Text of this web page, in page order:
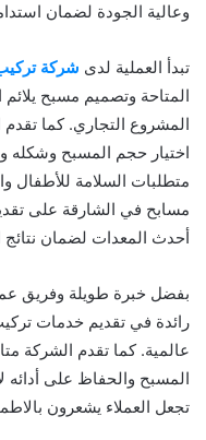
وعالية الجودة لضمان
تبدأ العملية لدى شركة
المتاحة وتصميم مسبح يلائم
المشروع التجاري. كما
اختيار حجم المسبح وشكله
متطلبات السلامة للأطفال
مسابح في الشارقة على
أحدث المعدات لضمان نتائج
بفضل خبرة طويلة وفريق
رائدة في تقديم خدمات
عالمية. كما تقدم الشركة
المسبح والحفاظ على أدائه
تجعل العملاء يشعرون